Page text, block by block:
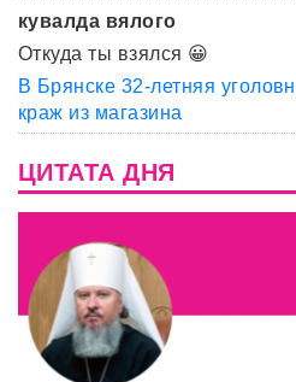
кувалда вялого
Откуда ты взялся 😀
В Брянске 32-летняя
краж из магазина
ЦИТАТА ДНЯ